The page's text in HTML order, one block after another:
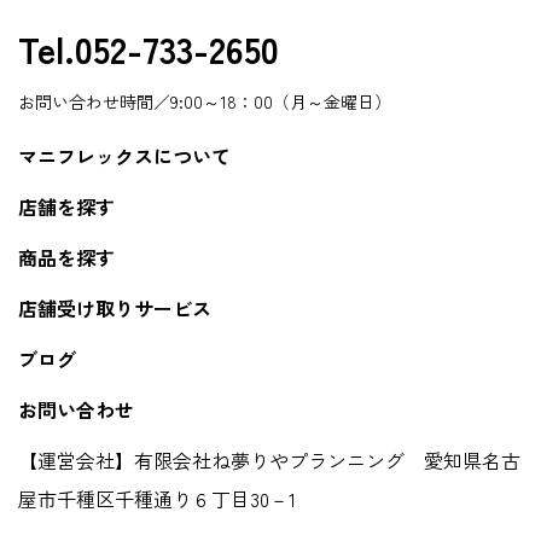
Tel.052-733-2650
お問い合わせ時間／9:00～18：00（月～金曜日）
マニフレックスについて
店舗を探す
商品を探す
店舗受け取りサービス
ブログ
お問い合わせ
【運営会社】有限会社ね夢りやプランニング 愛知県名古
屋市千種区千種通り６丁目30－1